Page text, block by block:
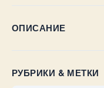
ОПИСАНИЕ
РУБРИКИ & МЕТКИ